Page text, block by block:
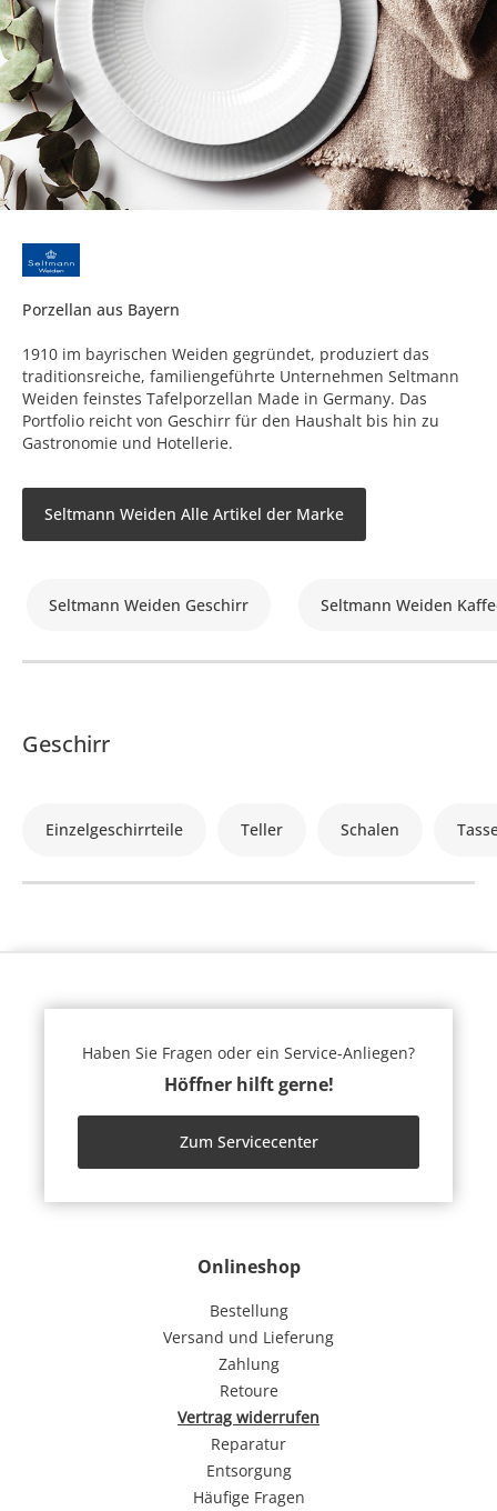
Porzellan aus Bayern
1910 im bayrischen Weiden gegründet, produziert das
traditionsreiche, familiengeführte Unternehmen Seltmann
Weiden feinstes Tafelporzellan Made in Germany. Das
Portfolio reicht von Geschirr für den Haushalt bis hin zu
Gastronomie und Hotellerie.
Seltmann Weiden Alle Artikel der Marke
Seltmann Weiden Geschirr Seltmann Weiden
Geschirr
Einzelgeschirrteile Teller Schalen
Onlineshop
Bestellung
Versand und Lieferung
Zahlung
Retoure
Vertrag widerrufen
Reparatur
Entsorgung
Häufige Fragen
Haben Sie Fragen oder ein Service-Anliegen?
Höffner hilft gerne!
Zum Servicecenter